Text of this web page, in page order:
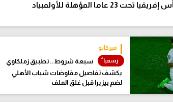
23 عاما المؤهلة للأولمبياد
ميركاتو
سبعة شروط.. تطبيق زملكاوي
يكشف تفاصيل مفاوضات شباب الأهلي
لضم بيزيرا قبل غلق الملف